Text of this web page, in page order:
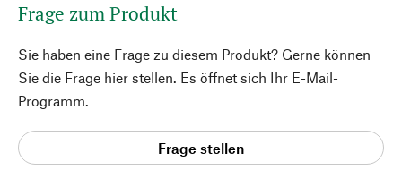
Frage zum Produkt
Sie haben eine Frage zu diesem Produkt? Gerne können
Sie die Frage hier stellen. Es öffnet sich Ihr E-Mail-
Programm.
Frage stellen